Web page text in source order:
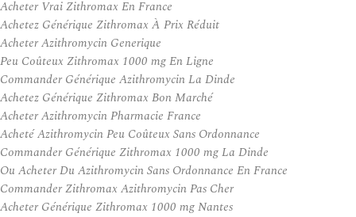
Acheter Vrai Zithromax En France
Achetez Générique Zithromax À Prix Réduit
Acheter Azithromycin Generique
Peu Coûteux Zithromax 1000 mg En Ligne
Commander Générique Azithromycin La Dinde
Achetez Générique Zithromax Bon Marché
Acheter Azithromycin Pharmacie France
Acheté Azithromycin Peu Coûteux Sans Ordonnance
Commander Générique Zithromax 1000 mg La Dinde
Ou Acheter Du Azithromycin Sans Ordonnance En France
Commander Zithromax Azithromycin Pas Cher
Acheter Générique Zithromax 1000 mg Nantes